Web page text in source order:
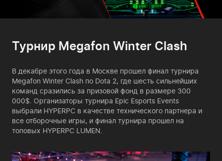
Турнир Megafon Winter Clash
В декабре этого года в Москве прошел финал турнира
Megafon Winter Clash по Dota 2, где шесть сильнейших
команд сразились за призовой фонд в размере 300
000$. Организаторы турнира Epic Esports Events
выбрали HYPERPC в качестве технического партнера и
все отборочные игры, и финал турнира прошел на
топовых HYPERPC LUMEN.